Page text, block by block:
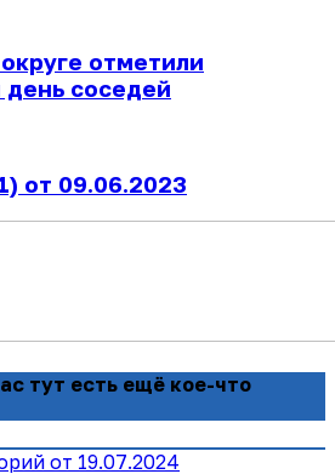
отметили
соседей
от 09.06.2023
тут есть ещё кое-что